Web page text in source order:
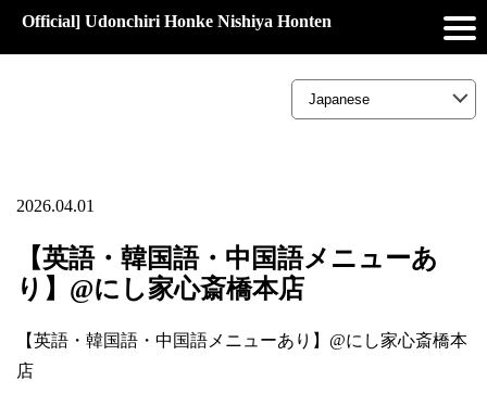
Official] Udonchiri Honke Nishiya Honten
2026.04.01
【英語・韓国語・中国語メニューあ
り】@にし家心斎橋本店
【英語・韓国語・中国語メニューあり】@にし家心斎橋本
店